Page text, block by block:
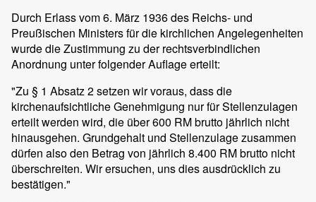
Durch Erlass vom 6. März 1936 des Reichs- und
Preußischen Ministers für die kirchlichen Angelegenheiten
wurde die Zustimmung zu der rechtsverbindlichen
Anordnung unter folgender Auflage erteilt:
"Zu § 1 Absatz 2 setzen wir voraus, dass die
kirchenaufsichtliche Genehmigung nur für Stellenzulagen
erteilt werden wird, die über 600 RM brutto jährlich nicht
hinausgehen. Grundgehalt und Stellenzulage zusammen
dürfen also den Betrag von jährlich 8.400 RM brutto nicht
überschreiten. Wir ersuchen, uns dies ausdrücklich zu
bestätigen."